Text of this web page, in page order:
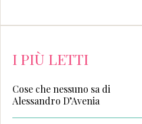
I PIÙ LETTI
Cose che nessuno sa di
Alessandro D’Avenia